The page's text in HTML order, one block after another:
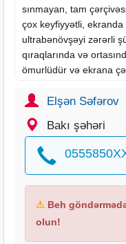
sınmayan, tam
çox keyfiyyətli, ekranda
ultrabənövşəyi zərərli
qıraqlarında və
ömurlüdür və ekrana
yalnız bizdə olan
kəmərlərdə var.
Hər dəfə yeni
huawei watch 5
protector
Elşən Səfərov
Bakı şəhəri
⚠ Beh
olun!